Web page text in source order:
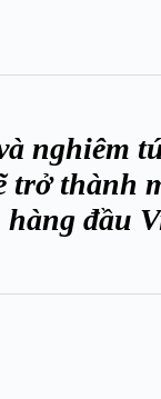
nghiêm
trở thành
đầu